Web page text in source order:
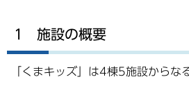
1 施設の概要
「くまキッズ」は4棟5施設からな